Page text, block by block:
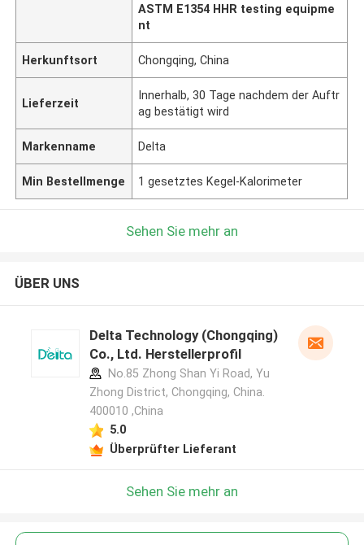
ASTM E1354 HHR testing equipme
nt
Herkunftsort Chongqing, China
Lieferzeit
Innerhalb, 30 Tage nachdem der Auftr
ag bestätigt wird
Markenname Delta
Min Bestellmenge 1 gesetztes Kegel-Kalorimeter
Sehen Sie mehr an
ÜBER UNS
Delta Technology (Chongqing)
Co., Ltd. Herstellerprofil
No.85 Zhong Shan Yi Road, Yu
Zhong District, Chongqing, China.
400010 ,China
5.0
Überprüfter Lieferant
Sehen Sie mehr an